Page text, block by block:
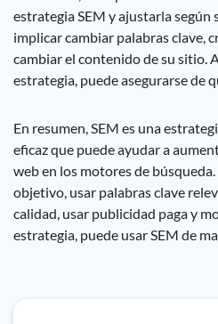
estrategia SEM y ajustarla según
implicar cambiar palabras clave,
cambiar el contenido de su sitio.
estrategia, puede asegurarse de
En resumen, SEM es una
eficaz que puede ayudar a
web en los motores de
objetivo, usar palabras clave
calidad, usar publicidad paga y
estrategia, puede usar SEM de